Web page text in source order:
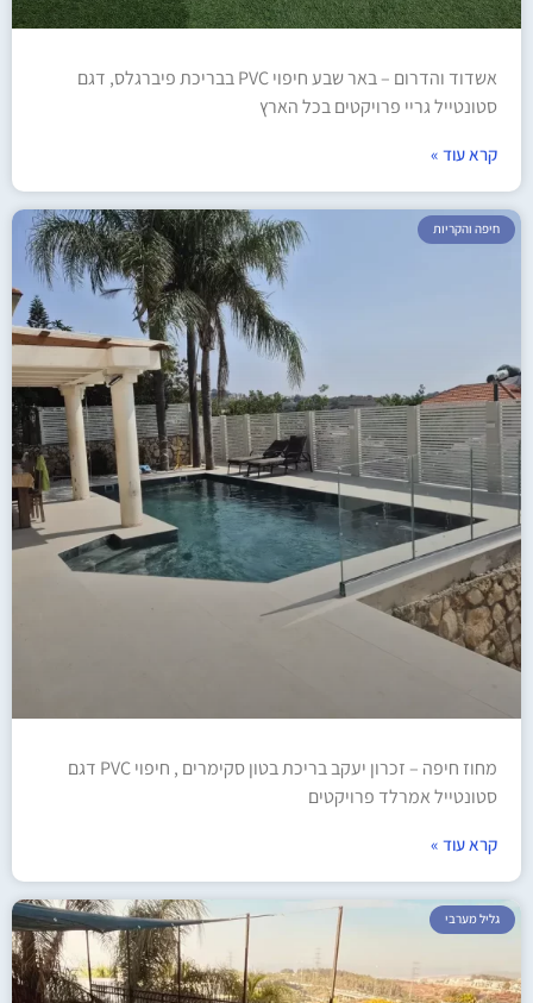
אשדוד והדרום – באר שבע חיפוי PVC בבריכת פיברגלס, דגם
סטונטייל גריי פרויקטים בכל הארץ
קרא עוד »
חיפה והקריות
מחוז חיפה – זכרון יעקב בריכת בטון סקימרים , חיפוי PVC דגם
סטונטייל אמרלד פרויקטים
קרא עוד »
גליל מערבי